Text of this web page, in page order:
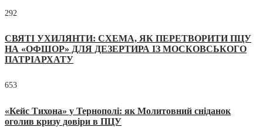
292
СВЯТІ УХИЛЯНТИ: СХЕМА, ЯК ПЕРЕТВОРИТИ ПЦУ
НА «ОФШОР» ДЛЯ ДЕЗЕРТИРА ІЗ МОСКОВСЬКОГО
ПАТРІАРХАТУ
653
«Кейс Тихона» у Тернополі: як Молитовний сніданок
оголив кризу довіри в ПЦУ